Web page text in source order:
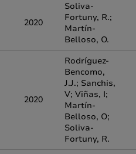
2020
Soliva-
Fortuny, R.;
Martín-
Belloso, O.
2020
Rodríguez-
Bencomo,
J.J.; Sanchis,
V; Viñas, I;
Martín-
Belloso, O;
Soliva-
Fortuny, R.